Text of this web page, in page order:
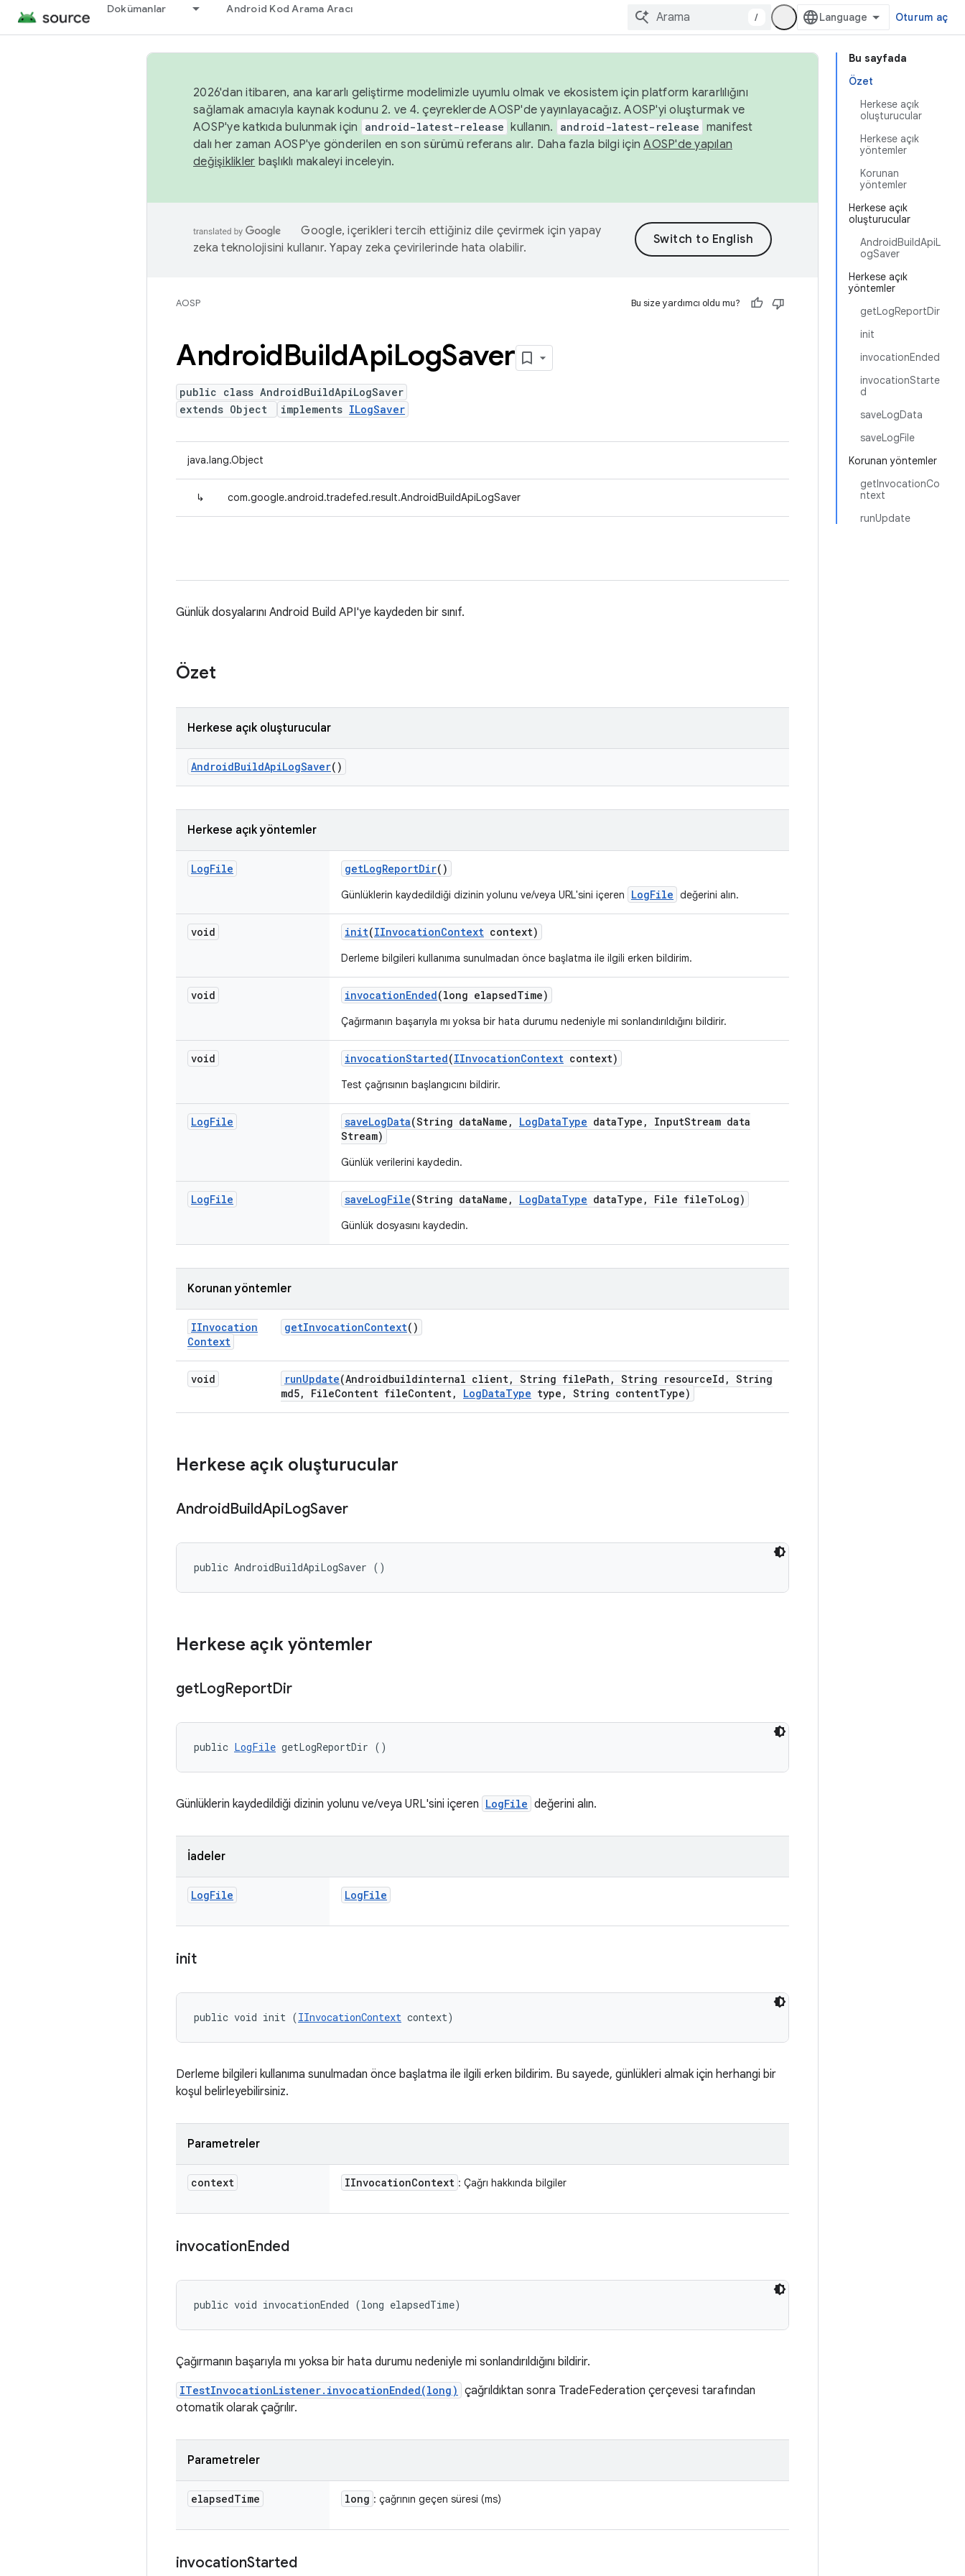
Dokümanlar Android Kod Arama Aracı
/ Oturum aç
Bu sayfada
Özet
Herkese açık
oluşturucular
Herkese açık
yöntemler
Korunan
yöntemler
Herkese açık
oluşturucular
AndroidBuildApiL
ogSaver
Herkese açık
yöntemler
getLogReportDir
init
invocationEnded
invocationStarte
d
saveLogData
saveLogFile
Korunan yöntemler
getInvocationCo
ntext
runUpdate
2026'dan itibaren, ana kararlı geliştirme modelimizle uyumlu olmak ve ekosistem için platform kararlılığını
sağlamak amacıyla kaynak kodunu 2. ve 4. çeyreklerde AOSP'de yayınlayacağız. AOSP'yi oluşturmak ve
AOSP'ye katkıda bulunmak için
android-latest-release kullanın. android-latest-release manifest
dalı her zaman AOSP'ye gönderilen en son sürümü referans alır. Daha fazla bilgi içinAOSP'de yapılan
değişiklikler başlıklı makaleyi inceleyin.
Google, içerikleri tercih ettiğiniz dile çevirmek için yapay
zeka teknolojisini kullanır. Yapay zeka çevirilerinde hata olabilir.
AOSP Bu size yardımcı oldu mu?
AndroidBuildApiLogSaver
public class AndroidBuildApiLogSaver
extends Object
implements ILogSaver
java.lang.Object
↳ com.google.android.tradefed.result.AndroidBuildApiLogSaver
Günlük dosyalarını Android Build API'ye kaydeden bir sınıf.
Özet
Herkese açık oluşturucular
AndroidBuildApiLogSaver()
Herkese açık yöntemler
LogFile getLogReportDir()
Günlüklerin kaydedildiği dizinin yolunu ve/veya URL'sini içeren LogFile değerini alın.
void init(IInvocationContext context)
Derleme bilgileri kullanıma sunulmadan önce başlatma ile ilgili erken bildirim.
void invocationEnded(long elapsedTime)
Çağırmanın başarıyla mı yoksa bir hata durumu nedeniyle mi sonlandırıldığını bildirir.
void invocationStarted(IInvocationContext context)
Test çağrısının başlangıcını bildirir.
LogFile saveLogData(String dataName , LogDataType dataType , InputStream data
Stream)
Günlük verilerini kaydedin.
LogFile saveLogFile(String dataName , LogDataType dataType , File fileToLog)
Günlük dosyasını kaydedin.
Korunan yöntemler
IInvocation
Context
getInvocationContext()
void runUpdate(Androidbuildinternal client, String filePath , String resourceId , String
md5, FileContent fileContent, LogDataType type , String contentType)
Herkese açık oluşturucular
AndroidBuildApiLogSaver
public AndroidBuildApiLogSaver ()
Herkese açık yöntemler
getLogReportDir
public LogFile getLogReportDir ()
Günlüklerin kaydedildiği dizinin yolunu ve/veya URL'sini içeren LogFile değerini alın.
İadeler
LogFile LogFile
init
public void init (IInvocationContext context)
Derleme bilgileri kullanıma sunulmadan önce başlatma ile ilgili erken bildirim. Bu sayede, günlükleri almak için herhangi bir
koşul belirleyebilirsiniz.
Parametreler
context IInvocationContext : Çağrı hakkında bilgiler
invocationEnded
public void invocationEnded (long elapsedTime)
Çağırmanın başarıyla mı yoksa bir hata durumu nedeniyle mi sonlandırıldığını bildirir.
ITestInvocationListener.invocationEnded(long) çağrıldıktan sonra TradeFederation çerçevesi tarafından
otomatik olarak çağrılır.
Parametreler
elapsedTime long : çağrının geçen süresi (ms)
invocationStarted